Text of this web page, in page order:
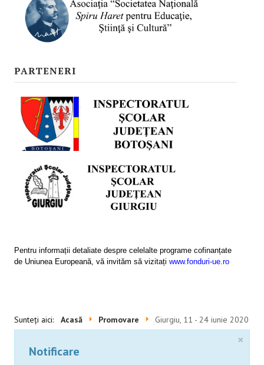
ACCES BLACKBOARD
SESIUNI ONLINE
CONTACT
PARTENERI
Pentru informații detaliate despre celelalte programe cofinanțate
de Uniunea Europeană, vă invităm să vizitați www.fonduri-ue.ro
Sunteți aici: Acasă Promovare Giurgiu, 11 - 24 iunie 2020
×
Notificare